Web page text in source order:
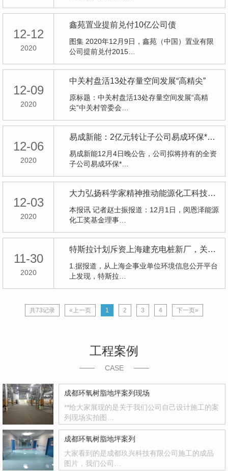
12-12
2020
鑫苑置业提前兑付10亿公司债
图集 2020年12月9日，鑫苑（中国）置业有限
公司提前兑付2015…
12-09
2020
中关村盘活13处存量空间发展“高精尖”
原标题：中关村盘活13处存量空间发展“高精
尖”中关村管委会…
12-06
2020
易成新能：2亿元转让子公司易成环保*股权
易成新能12月4日晚公告，公司拟将持有的全资
子公司易成环保*…
12-03
2020
大力弘扬科学家精神推动能源化工科技新突破
本报讯 记者赵士振报道：12月1日，闵恩泽能源
化工奖基金理事…
11-30
2020
特斯拉计划斥资上海建充电桩新厂，关注相关股
1.据报道，从上海企事业单位环境信息公开平台
上发现，特斯拉…
共73记录 «上一页 1 2 3 4 下一页»
工程案例
CASE
成都环氧树脂地坪案列现场
**给大家展现的是关于我们公司自己设计施工的案
列现场实拍图…
成都环氧树脂地坪案列
大家看到的是成都玖兴科技有限公司施工的成品
图片，我们公司…